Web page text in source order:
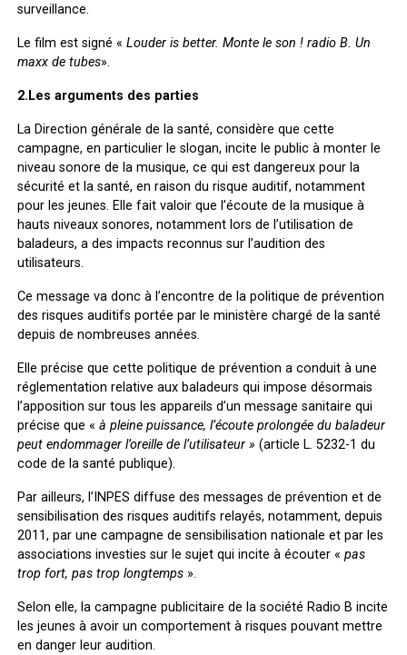
surveillance.
Le film est signé « Louder is better. Monte le son ! radio B. Un
maxx de tubes».
2.Les arguments des parties
La Direction générale de la santé, considère que cette
campagne, en particulier le slogan, incite le public à monter le
niveau sonore de la musique, ce qui est dangereux pour la
sécurité et la santé, en raison du risque auditif, notamment
pour les jeunes. Elle fait valoir que l’écoute de la musique à
hauts niveaux sonores, notamment lors de l’utilisation de
baladeurs, a des impacts reconnus sur l’audition des
utilisateurs.
Ce message va donc à l’encontre de la politique de prévention
des risques auditifs portée par le ministère chargé de la santé
depuis de nombreuses années.
Elle précise que cette politique de prévention a conduit à une
réglementation relative aux baladeurs qui impose désormais
l’apposition sur tous les appareils d’un message sanitaire qui
précise que « à pleine puissance, l’écoute prolongée du baladeur
peut endommager l’oreille de l’utilisateur » (article L. 5232-1 du
code de la santé publique).
Par ailleurs, l’INPES diffuse des messages de prévention et de
sensibilisation des risques auditifs relayés, notamment, depuis
2011, par une campagne de sensibilisation nationale et par les
associations investies sur le sujet qui incite à écouter « pas
trop fort, pas trop longtemps».
Selon elle, la campagne publicitaire de la société Radio B incite
les jeunes à avoir un comportement à risques pouvant mettre
en danger leur audition.